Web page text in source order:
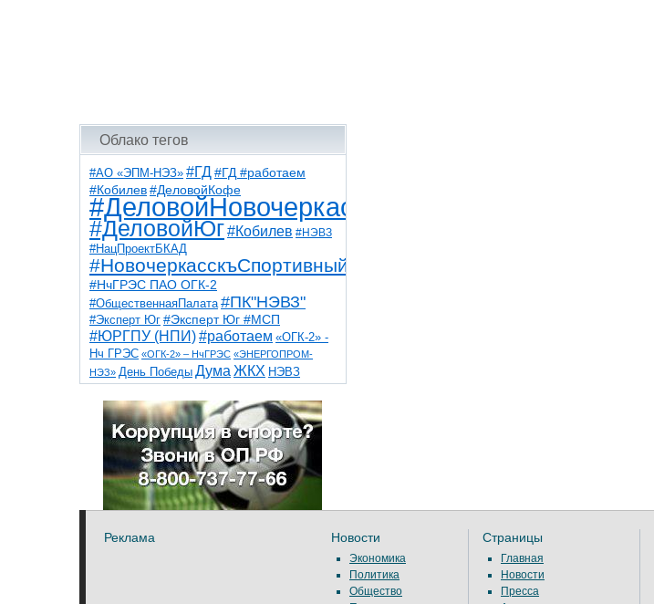
Облако тегов
#АО «ЭПМ-НЭЗ» #ГД #ГД #работаем
#Кобилев #ДеловойКофе
#ДеловойНовочеркасск
#ДеловойЮг#Кобилев #НЭВЗ
#НацПроектБКАД
#НовочеркасскъСпортивный
#НчГРЭС ПАО ОГК-2
#ОбщественнаяПалата #ПК"НЭВЗ"
#Эксперт Юг #Эксперт Юг #МСП
#ЮРГПУ (НПИ)#работаем «ОГК-2» -
Нч ГРЭС «ОГК-2» – НчГРЭС «ЭНЕРГОПРОМ-
НЭЗ» День Победы Дума ЖКХ НЭВЗ
НчГРЭС ТНТ
благоустройствоветераны выборы
детидороги казаки коррупция космос
общественная палата парк пожар роща
спорт театр транспорт художники
Реклама Новости
Экономика
Политика
Общество
Страницы
Главная
Новости
Пресса